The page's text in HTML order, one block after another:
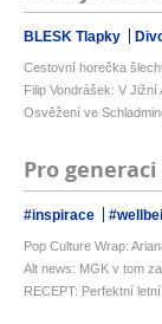
BLESK Tlapky
Cestovní horečka
Filip Vondrášek: V Jižní
Osvěžení ve
Pro generaci
#inspirace
Pop Culture Wrap:
Alt news: MGK v tom
RECEPT: Perfektní